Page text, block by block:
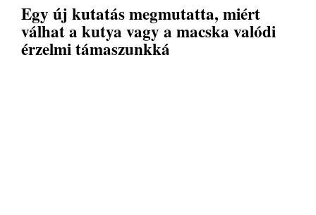
Egy új kutatás megmutatta, miért
válhat a kutya vagy a macska valódi
érzelmi támaszunkká